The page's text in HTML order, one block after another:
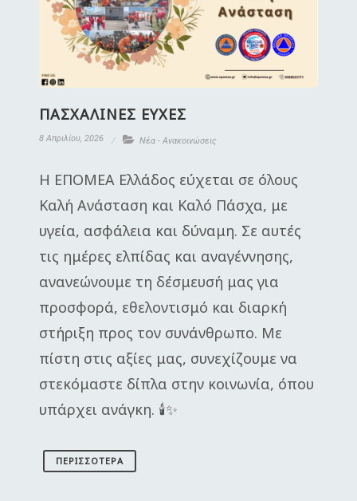
ΠΑΣΧΑΛΙΝΕΣ ΕΥΧΕΣ
8 Απριλίου, 2026 Νέα - Ανακοινώσεις
Η ΕΠΟΜΕΑ Ελλάδος εύχεται σε όλους
Καλή Ανάσταση και Καλό Πάσχα, με
υγεία, ασφάλεια και δύναμη. Σε αυτές
τις ημέρες ελπίδας και αναγέννησης,
ανανεώνουμε τη δέσμευσή μας για
προσφορά, εθελοντισμό και διαρκή
στήριξη προς τον συνάνθρωπο. Με
πίστη στις αξίες μας, συνεχίζουμε να
στεκόμαστε δίπλα στην κοινωνία, όπου
υπάρχει ανάγκη. 🕯️✨
ΠΕΡΙΣΣΌΤΕΡΑ